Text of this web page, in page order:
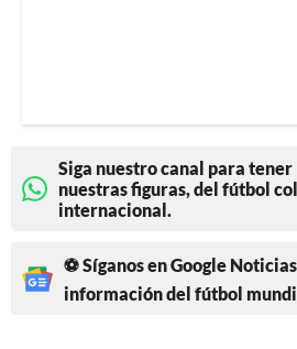
Siga nuestro canal para
nuestras figuras, del fútbol
internacional.
⚽ Síganos en Google
información del fútbol